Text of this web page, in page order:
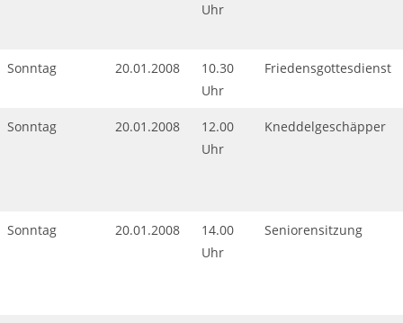
Uhr
Sonntag 20.01.2008
10.30
Uhr
Friedensgottesdienst
Sonntag 20.01.2008
12.00
Uhr
Kneddelgeschäpper
Sonntag 20.01.2008
14.00
Uhr
Seniorensitzung